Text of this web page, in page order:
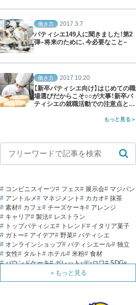
働き方 2017.3.7
パティシエ149人に聞きました！第2
弾~将来のために、今必要なこと~
働き方 2017.10.20
【新卒パティシエ向け】はじめての職
場選びだからこそ○○が大事！新卒パ
ティシエの就職活動での注意点と
もっと見る
コンビニスイーツ フェス 展示会
マジパン
アントルメ
マネジメント カカオ
抹茶
素材
カフェ チーズケーキ
アレンジ
キャリア
製法
レストラン
トップパティシエ
トレンド
イタリア菓子
ガトー
アイデア 野菜
パティシエ
オンラインショップ
パティシエール
独立
女性
タルト ホテル 米粉
食材
パウンドケーキ
ガレット・デ・ロワ
SDGs
モンブラン
書籍紹介
基礎知識
海外 イースター
フルーツ